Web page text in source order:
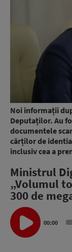
Noi informații
Deputaților. Au
documentele
cărților de
inclusiv cea a
Ministrul
„Volumul
300 de
Audio
Player
00:00